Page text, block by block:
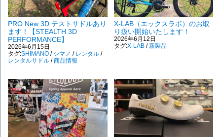
PRO New 3D テストサドルあり
ます！【STEALTH 3D
PERFORMANCE】
2026年6月15日
タグ:SHIMANO/ シマノ / レンタル/
レンタルサドル/商品情報
X-LAB（エックスラボ）のお取
り扱い開始いたします！
2026年6月12日
タグ:X-LAB/新製品